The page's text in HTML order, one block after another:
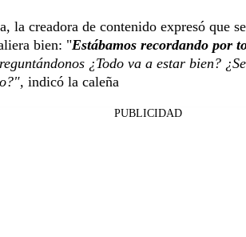
la creadora de contenido expresó que
bien: "Estábamos recordando por
¿Todo va a estar bien?
indicó la caleña
PUBLICIDAD